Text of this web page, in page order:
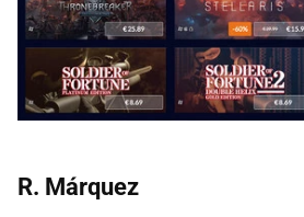
R. Márquez